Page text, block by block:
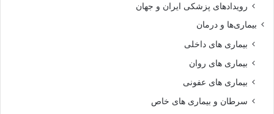
رویدادهای پزشکی ایران و جهان
بیماری‌ها و درمان
بیماری های داخلی
بیماری های روان‌
بیماری های عفونی
سرطان و بیماری های خاص